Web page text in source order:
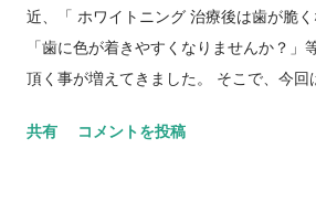
柏木ミモザ歯科クリニックはこちら～
近、「 ホワイトニング 治療後は歯が脆く
「歯に色が着きやすくなりませんか？」
頂く事が増えてきました。 そこで、今
われる副作用の代表例として下記の症状
共有 コメントを投稿